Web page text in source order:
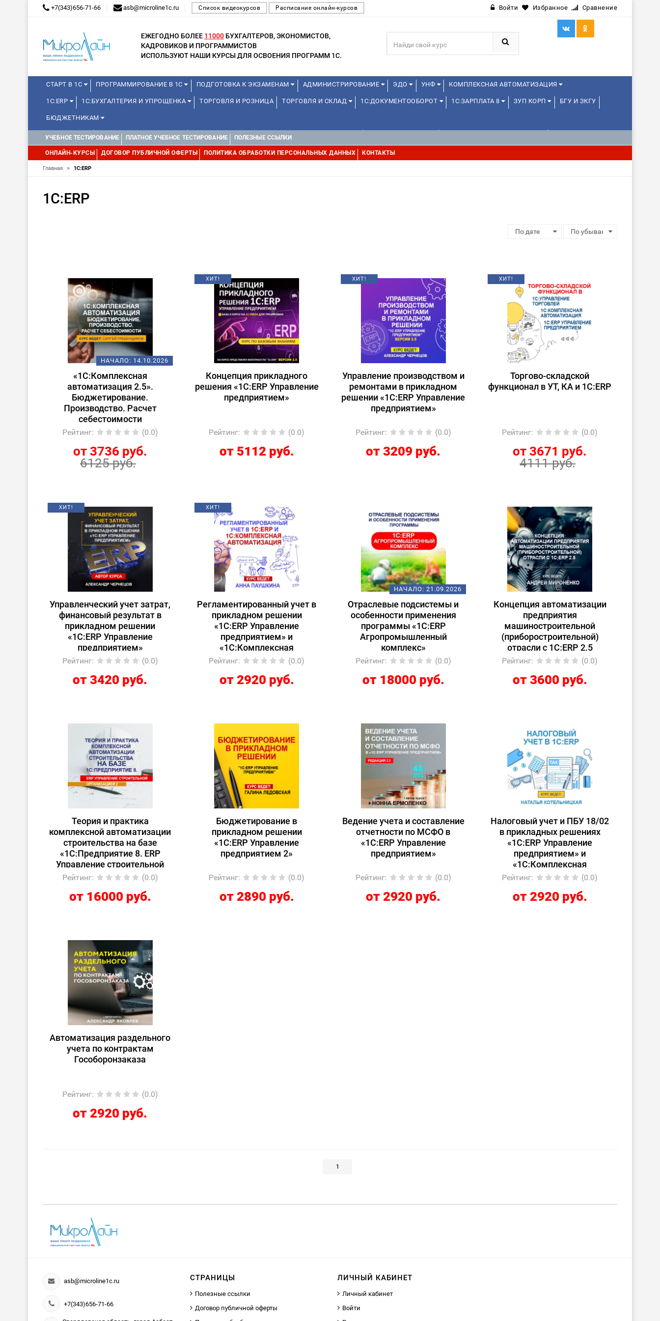
+7(343)656-71-66 asb@microline1c.ru Список видеокурсов Расписание онлайн-курсов Войти Избранное Сравнение
ЕЖЕГОДНО БОЛЕЕ 11000 БУХГАЛТЕРОВ, ЭКОНОМИСТОВ,
КАДРОВИКОВ И ПРОГРАММИСТОВ
ИСПОЛЬЗУЮТ НАШИ КУРСЫ ДЛЯ ОСВОЕНИЯ ПРОГРАММ 1С.
СТАРТ В 1С ПРОГРАММИРОВАНИЕ В 1С ПОДГОТОВКА К ЭКЗАМЕНАМ АДМИНИСТРИРОВАНИЕ ЭДО УНФ КОМПЛЕКСНАЯ АВТОМАТИЗАЦИЯ
1С:ERP 1С:БУХГАЛТЕРИЯ И УПРОЩЕНКА ТОРГОВЛЯ И РОЗНИЦА ТОРГОВЛЯ И СКЛАД 1С:ДОКУМЕНТООБОРОТ 1С:ЗАРПЛАТА 8 ЗУП КОРП БГУ И ЗКГУ
БЮДЖЕТНИКАМ
МИНИ-КУРСЫ КУРСЫ ДЛЯ ШКОЛЬНИКОВ КУРСЫ ДЛЯ ПРЕПОДАВАТЕЛЕЙ ШКОЛЬНЫХ КУРСОВ
УПРАВЛЕНИЕ ПРОЕКТАМИ УПРАВЛЕНЦАМ МИНИ-КУРСЫ (ПРОФЕССИОНАЛЬНЫЕ ПРОБЫ) 4-6 ЧАСОВ ОТ 12 ЛЕТ
УЧЕБНОЕ ТЕСТИРОВАНИЕ ПЛАТНОЕ УЧЕБНОЕ ТЕСТИРОВАНИЕ ПОЛЕЗНЫЕ ССЫЛКИ
ОНЛАЙН-КУРСЫ ДОГОВОР ПУБЛИЧНОЙ ОФЕРТЫ ПОЛИТИКА ОБРАБОТКИ ПЕРСОНАЛЬНЫХ ДАННЫХ КОНТАКТЫ
Главная » 1С:ERP
1С:ERP
НАЧАЛО: 14.10.2026
«1С:Комплексная
автоматизация 2.5».
Бюджетирование.
Производство. Расчет
себестоимости
Рейтинг: (0.0)
от 3736 руб.
6125 руб.
ХИТ!
Концепция прикладного
решения «1С:ERP Управление
предприятием»
Рейтинг: (0.0)
от 5112 руб.
ХИТ!
Управление производством и
ремонтами в прикладном
решении «1С:ERP Управление
предприятием»
Рейтинг: (0.0)
от 3209 руб.
ХИТ!
Торгово-складской
функционал в УТ, КА и 1С:ERP
Рейтинг: (0.0)
от 3671 руб.
4111 руб.
ХИТ!
Управленческий учет затрат,
финансовый результат в
прикладном решении
«1С:ERP Управление
предприятием»
Рейтинг: (0.0)
от 3420 руб.
ХИТ!
Регламентированный учет в
прикладном решении
«1С:ERP Управление
предприятием» и
«1С:Комплексная
автоматизация»
Рейтинг: (0.0)
от 2920 руб.
НАЧАЛО: 21.09.2026
Отраслевые подсистемы и
особенности применения
программы «1С:ERP
Агропромышленный
комплекс»
Рейтинг: (0.0)
от 18000 руб.
Концепция автоматизации
предприятия
машиностроительной
(приборостроительной)
отрасли с 1С:ERP 2.5
Рейтинг: (0.0)
от 3600 руб.
Теория и практика
комплексной автоматизации
строительства на базе
«1С:Предприятие 8. ERP
Управление строительной
организацией 2»
Рейтинг: (0.0)
от 16000 руб.
Бюджетирование в
прикладном решении
«1С:ERP Управление
предприятием 2»
Рейтинг: (0.0)
от 2890 руб.
Ведение учета и составление
отчетности по МСФО в
«1С:ERP Управление
предприятием»
Рейтинг: (0.0)
от 2920 руб.
Налоговый учет и ПБУ 18/02
в прикладных решениях
«1С:ERP Управление
предприятием» и
«1С:Комплексная
автоматизация»
Рейтинг: (0.0)
от 2920 руб.
Автоматизация раздельного
учета по контрактам
Гособоронзаказа
Рейтинг: (0.0)
от 2920 руб.
1
asb@microline1c.ru
+7(343)656-71-66
СТРАНИЦЫ
Полезные ссылки
Договор публичной оферты
ЛИЧНЫЙ КАБИНЕТ
Личный кабинет
Войти